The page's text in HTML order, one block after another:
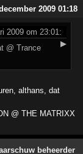
2009 01:18
2009 om 23:01:
▶
@ Trance
althans, dat
@ THE MATRIXX